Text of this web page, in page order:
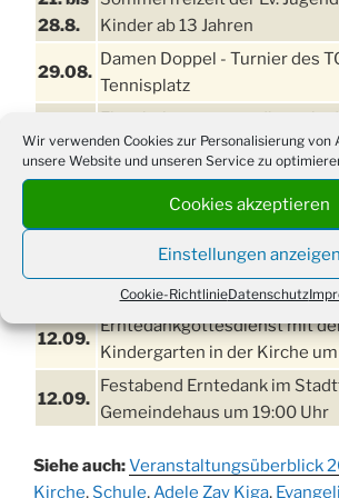
Wir verwenden Cookies zur Personalisierung von
unsere Website und unseren Service zu
Cookies akzeptieren
Einstellungen anzeigen
Cookie-RichtlinieDatenschutz
28.8.
Kinder ab 13 Jahren
29.08.
Damen Doppel - Turnier des
Tennisplatz
03.09.
Einschulungsgottesdienst in
09:00 Uhr
11. bis
Erntefest in Drabenderhöhe
(Ernteverein) im Stadtteilhaus
Gemeindehaus um 20:00 Uhr
12.09.
Erntedankgottesdienst mit
Kindergarten in der Kirche
12.09.
Festabend Erntedank im
Gemeindehaus um 19:00 Uhr
13.09.
Stadtteilhaus um 14:00 Uhr
Siehe auch:Veranstaltungsüberblick
Kirche, Schule,Adele Zay Kiga,